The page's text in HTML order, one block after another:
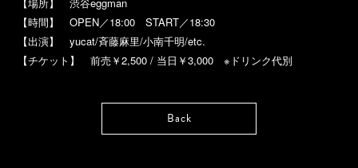
【場所】 渋谷eggman
【時間】 OPEN／18:00 START／18:30
【出演】 yucat/斉藤麻里/小南千明/etc.
【チケット】 前売￥2,500 / 当日￥3,000 ※ドリンク代別
Back